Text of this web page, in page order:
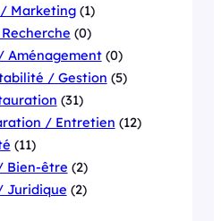
Marketing(1)
(0)
Aménagement(0)
/ Gestion (5)
(31)
/ Entretien (12)
(11)
Bien-être (2)
Juridique (2)